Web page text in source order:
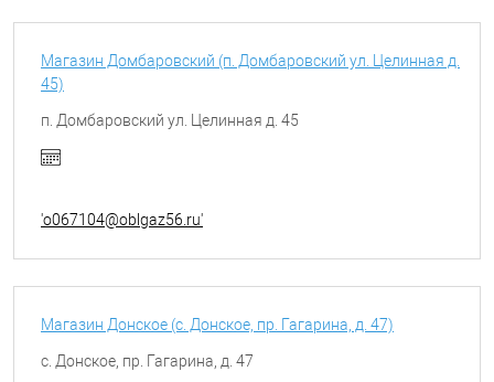
Магазин Домбаровский (п. Домбаровский ул. Целинная д.
45)
п. Домбаровский ул. Целинная д. 45
'o067104@oblgaz56.ru'
Магазин Донское (с. Донское, пр. Гагарина, д. 47)
с. Донское, пр. Гагарина, д. 47